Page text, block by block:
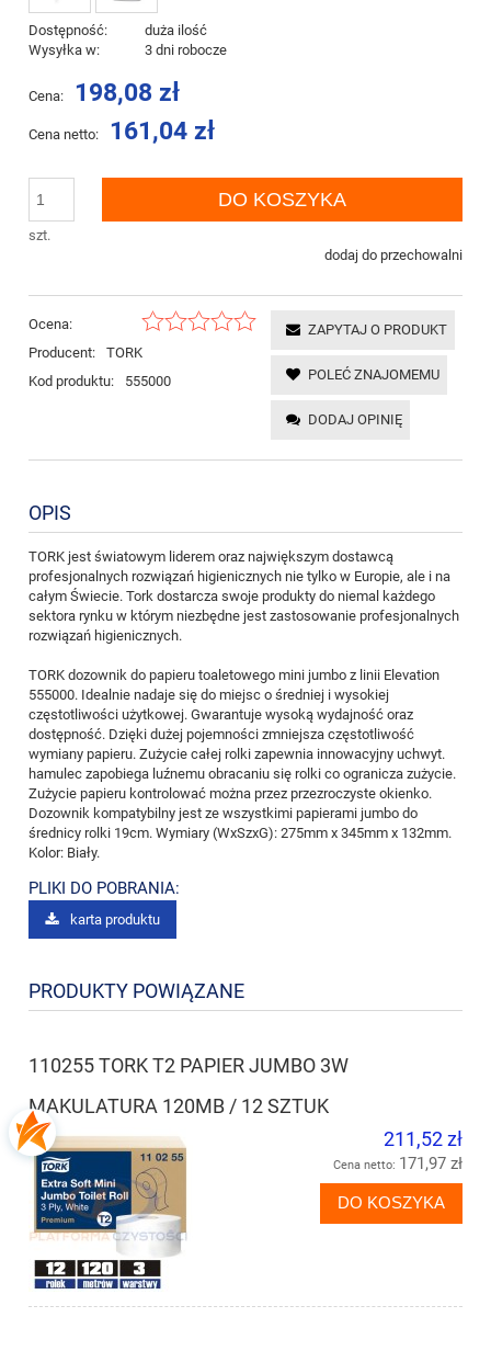
Dostępność:
duża ilość
Wysyłka w:
3 dni robocze
Cena: 198,08 zł
Cena netto: 161,04 zł
szt.
DO KOSZYKA
dodaj do przechowalni
Ocena:
Producent:
TORK
Kod produktu:
555000
ZAPYTAJ O PRODUKT
POLEĆ ZNAJOMEMU
DODAJ OPINIĘ
OPIS
TORK jest światowym liderem oraz największym dostawcą
profesjonalnych rozwiązań higienicznych nie tylko w Europie, ale i na
całym Świecie. Tork dostarcza swoje produkty do niemal każdego
sektora rynku w którym niezbędne jest zastosowanie profesjonalnych
rozwiązań higienicznych.
TORK dozownik do papieru toaletowego mini jumbo z linii Elevation
555000. Idealnie nadaje się do miejsc o średniej i wysokiej
częstotliwości użytkowej. Gwarantuje wysoką wydajność oraz
dostępność. Dzięki dużej pojemności zmniejsza częstotliwość
wymiany papieru. Zużycie całej rolki zapewnia innowacyjny uchwyt.
hamulec zapobiega luźnemu obracaniu się rolki co ogranicza zużycie.
Zużycie papieru kontrolować można przez przezroczyste okienko.
Dozownik kompatybilny jest ze wszystkimi papierami jumbo do
średnicy rolki 19cm. Wymiary (WxSzxG): 275mm x 345mm x 132mm.
Kolor: Biały.
PLIKI DO POBRANIA:
karta produktu
PRODUKTY POWIĄZANE
110255 TORK T2 PAPIER JUMBO 3W
MAKULATURA 120MB / 12 SZTUK
211,52 zł
Cena netto: 171,97 zł
DO KOSZYKA